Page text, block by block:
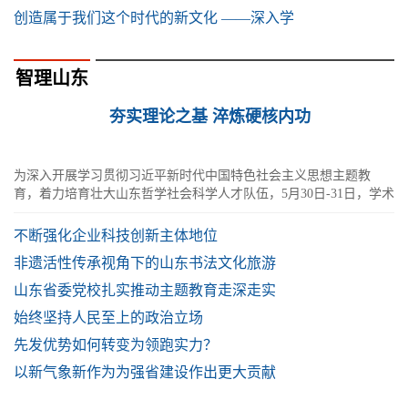
创造属于我们这个时代的新文化 ——深入学
智理山东
夯实理论之基 淬炼硬核内功
为深入开展学习贯彻习近平新时代中国特色社会主义思想主题教
育，着力培育壮大山东哲学社会科学人才队伍，5月30日-31日，学术
不断强化企业科技创新主体地位
非遗活性传承视角下的山东书法文化旅游
山东省委党校扎实推动主题教育走深走实
始终坚持人民至上的政治立场
先发优势如何转变为领跑实力？
以新气象新作为为强省建设作出更大贡献